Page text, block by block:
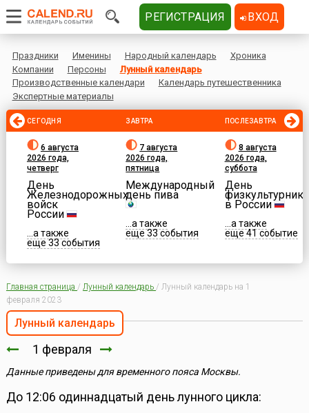
Праздники Именины Народный календарь
Хроника
Компании
Персоны
Лунный календарь
Производственные календари
Календарь путешественника
Экспертные материалы
СЕГОДНЯ
6 августа
2026 года,
четверг
День
Железнодорожных
войск
России
...а также
еще 33 события
ЗАВТРА
7 августа
2026 года,
пятница
Международный
день пива
...а также
еще 33 события
ПОСЛЕЗАВТРА
8 августа
2026 года,
суббота
День
физкультурника
в России
...а также
еще 41 событие
Главная страница / Лунный календарь / Лунный календарь на 1
февраля 2023
Лунный календарь
1 февраля
Данные приведены для временного пояса Москвы.
До 12:06 одиннадцатый день лунного цикла:
РЕГИСТРАЦИЯ ВХОД